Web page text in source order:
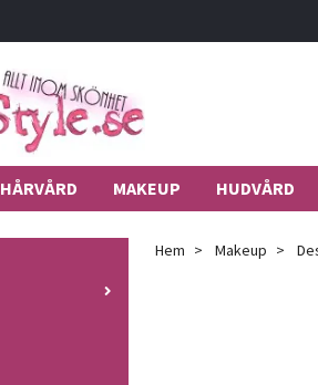
HÅRVÅRD MAKEUP HUDVÅRD
Hem Makeup